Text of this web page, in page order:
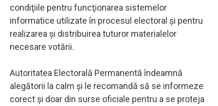
condiţiile pentru funcţionarea sistemelor
informatice utilizate în procesul electoral şi pentru
realizarea şi distribuirea tuturor materialelor
necesare votării.
Autoritatea Electorală Permanentă îndeamnă
alegătorii la calm şi le recomandă să se informeze
corect şi doar din surse oficiale pentru a se proteja